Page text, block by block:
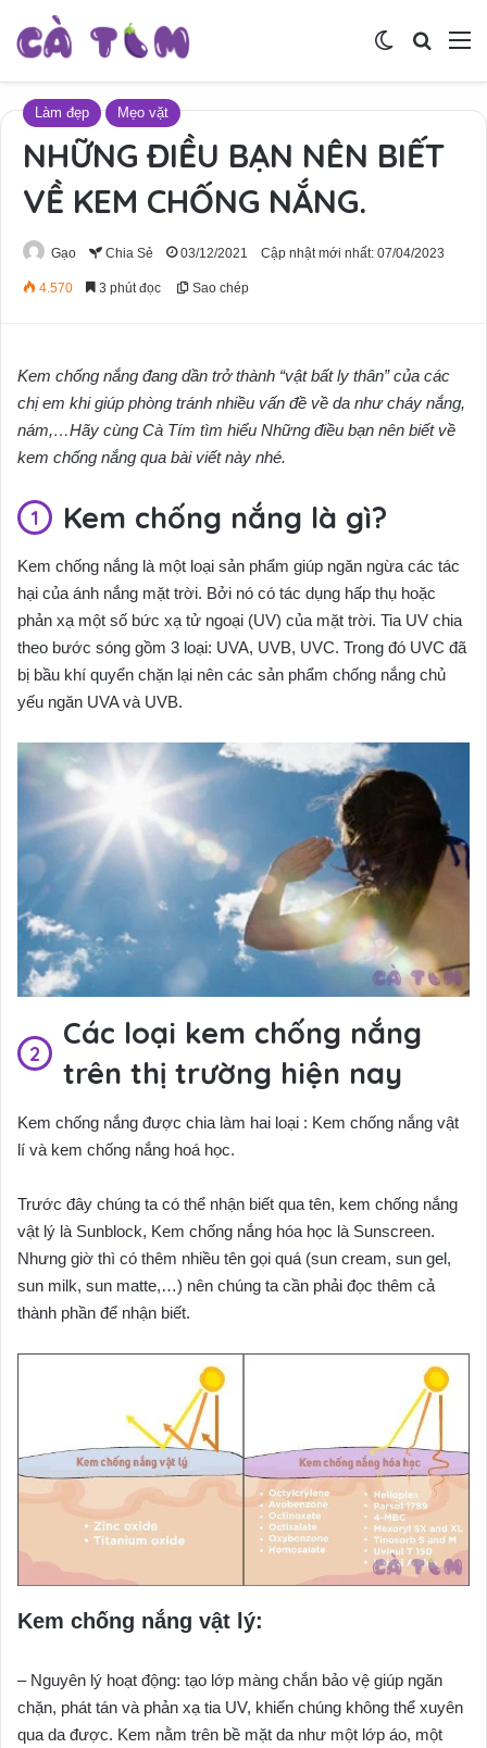
Tìm
Switch skin
Làm đẹp Mẹo vặt
NHỮNG ĐIỀU BẠN NÊN BIẾT
VỀ KEM CHỐNG NẮNG.
Gạo Chia Sẻ 03/12/2021 Cập nhật mới nhất: 07/04/2023
4.570 3 phút đọc Sao chép
Kem chống nắng đang dần trở thành “vật bất ly thân” của các
chị em khi giúp phòng tránh nhiều vấn đề về da như cháy nắng,
nám,…Hãy cùng Cà Tím tìm hiểu Những điều bạn nên biết về
kem chống nắng qua bài viết này nhé.
Kem chống nắng là gì?
Kem chống nắng là một loại sản phẩm giúp ngăn ngừa các tác
hại của ánh nắng mặt trời. Bởi nó có tác dụng hấp thụ hoặc
phản xạ một số bức xạ tử ngoại (UV) của mặt trời. Tia UV chia
theo bước sóng gồm 3 loại: UVA, UVB, UVC. Trong đó UVC đã
bị bầu khí quyển chặn lại nên các sản phẩm chống nắng chủ
yếu ngăn UVA và UVB.
Các loại kem chống nắng
trên thị trường hiện nay
Kem chống nắng được chia làm hai loại : Kem chống nắng vật
lí và kem chống nắng hoá học.
Trước đây chúng ta có thể nhận biết qua tên, kem chống nắng
vật lý là Sunblock, Kem chống nắng hóa học là Sunscreen.
Nhưng giờ thì có thêm nhiều tên gọi quá (sun cream, sun gel,
sun milk, sun matte,…) nên chúng ta cần phải đọc thêm cả
thành phần để nhận biết.
Kem chống nắng vật lý:
– Nguyên lý hoạt động: tạo lớp màng chắn bảo vệ giúp ngăn
chặn, phát tán và phản xạ tia UV, khiến chúng không thể xuyên
qua da được. Kem nằm trên bề mặt da như một lớp áo, một